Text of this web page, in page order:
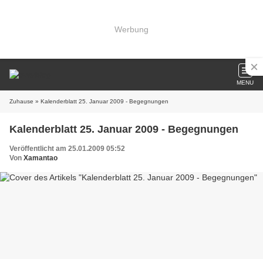
Werbung
MENU
Zuhause » Kalenderblatt 25. Januar 2009 - Begegnungen
Kalenderblatt 25. Januar 2009 - Begegnungen
Veröffentlicht am 25.01.2009 05:52
Von Xamantao